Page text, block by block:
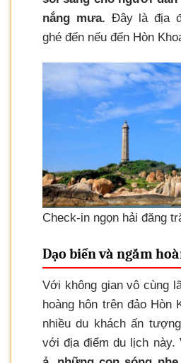
nắng mưa. Đây là địa
ghé đến nếu đến Hòn
Check-in ngọn hải đăng
Dạo biển và ngắm
Với không gian vô cùng
hoàng hôn trên đảo Hòn
nhiều du khách ấn
với địa điểm du lịch này.